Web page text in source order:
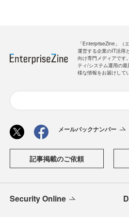
「EnterpriseZine」（
運営する企業のIT活用
向け専門メディアです
ティ/システム運用の
様な情報をお届けして
メールバックナンバー
記事掲載のご依頼
Security Online